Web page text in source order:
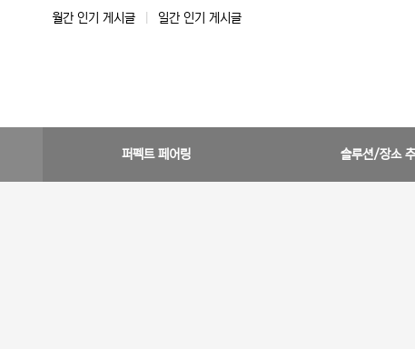
월간 인기 게시글 일간 인기 게시글
퍼펙트 페어링 솔루션/장소